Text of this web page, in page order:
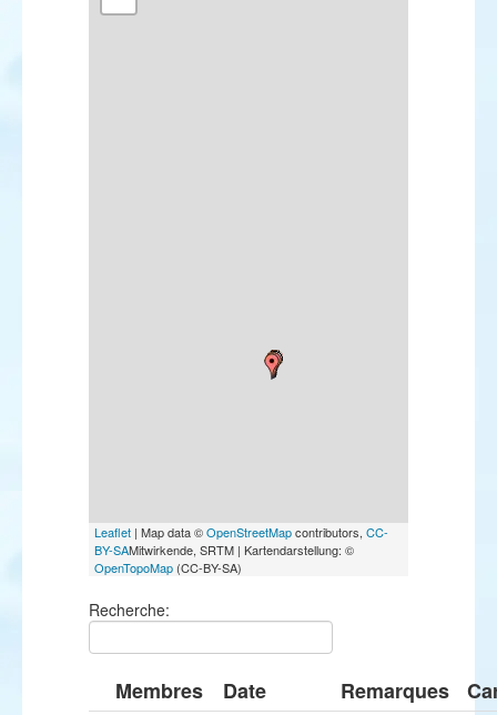
Leaflet | Map data ©OpenStreetMapcontributors, CC-
BY-SAMitwirkende, SRTM | Kartendarstellung: ©
OpenTopoMap (CC-BY-SA)
Recherche:
Membres Date Remarques